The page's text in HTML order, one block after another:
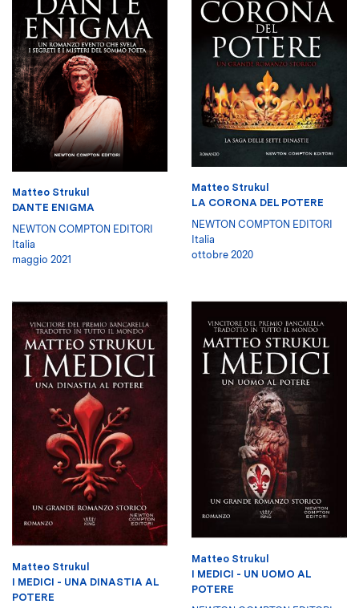
Matteo Strukul
DANTE ENIGMA
NEWTON COMPTON EDITORI
Italia
maggio 2021
Matteo Strukul
LA CORONA DEL POTERE
NEWTON COMPTON EDITORI
Italia
ottobre 2020
Matteo Strukul
I MEDICI - UNA DINASTIA AL
POTERE
Matteo Strukul
I MEDICI - UN UOMO AL
POTERE